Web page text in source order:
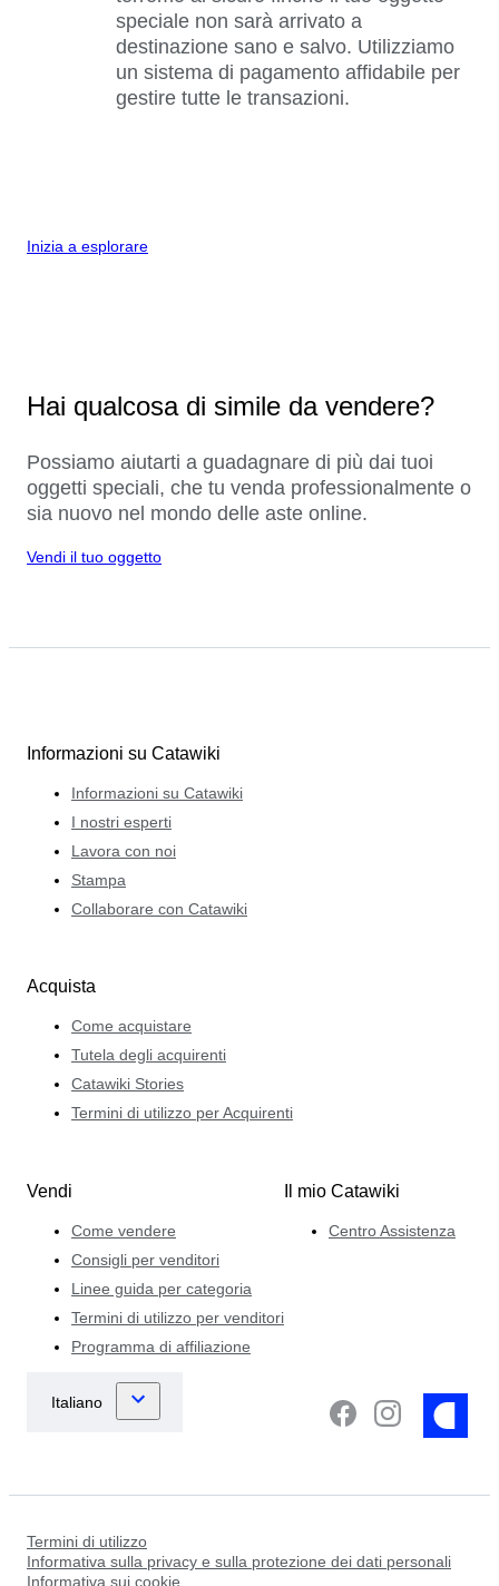
speciale non sarà arrivato a
destinazione sano e salvo. Utilizziamo
un sistema di pagamento affidabile per
gestire tutte le transazioni.
Inizia a esplorare
Hai qualcosa di simile da vendere?
Possiamo aiutarti a guadagnare di più dai tuoi
oggetti speciali, che tu venda professionalmente o
sia nuovo nel mondo delle aste online.
Vendi il tuo oggetto
Informazioni su Catawiki
Informazioni su Catawiki
I nostri esperti
Lavora con noi
Stampa
Collaborare con Catawiki
Acquista
Come acquistare
Tutela degli acquirenti
Catawiki Stories
Termini di utilizzo per Acquirenti
Vendi
Come vendere
Consigli per venditori
Linee guida per categoria
Termini di utilizzo per venditori
Programma di affiliazione
Il mio Catawiki
Centro Assistenza
Termini di utilizzo
Informativa sulla privacy e sulla protezione dei dati personali
Informativa sui cookie